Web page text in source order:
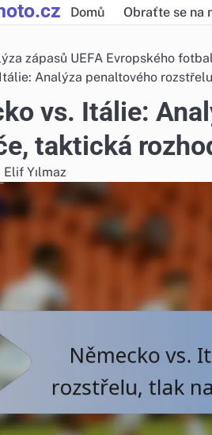
Domů Obraťte se na
zápasů UEFA Evropského
Analýza penaltového
vs. Itálie:
taktická
Elif Yılmaz